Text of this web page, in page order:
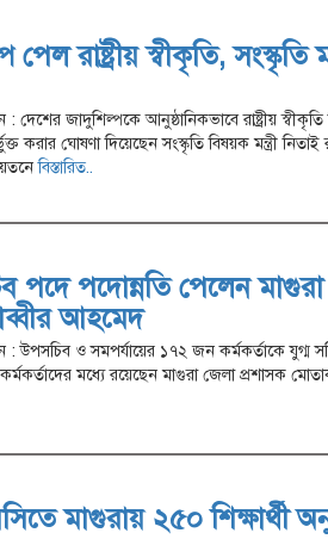
পেল রাষ্ট্রীয় স্বীকৃতি, সংস্কৃতি
: দেশের জাদুশিল্পকে আনুষ্ঠানিকভাবে রাষ্ট্রীয় স্বীকৃতি
করার ঘোষণা দিয়েছেন সংস্কৃতি বিষয়ক মন্ত্রী নিতাই
বিস্তারিত..
পদে পদোন্নতি পেলেন
আহমেদ
: উপসচিব ও সমপর্যায়ের ১৭২ জন কর্মকর্তাকে যুগ্ম
কর্মকর্তাদের মধ্যে রয়েছেন মাগুরা জেলা প্রশাসক
মাগুরায় ২৫০ শিক্ষার্থী